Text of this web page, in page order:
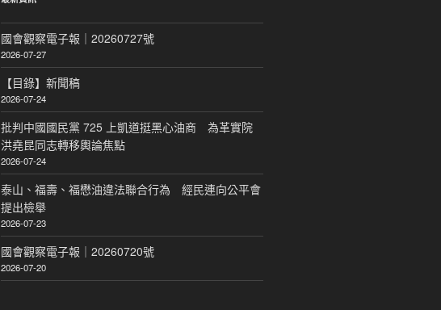
國會觀察電子報｜20260727號
2026-07-27
【目錄】新聞稿
2026-07-24
批判中國國民黨 725 上凱道挺黑心油商 為革實院
洪堯昆同志轉移輿論焦點
2026-07-24
泰山、福壽、福懋油違法聯合行為 經民連向公平會
提出檢舉
2026-07-23
國會觀察電子報｜20260720號
2026-07-20